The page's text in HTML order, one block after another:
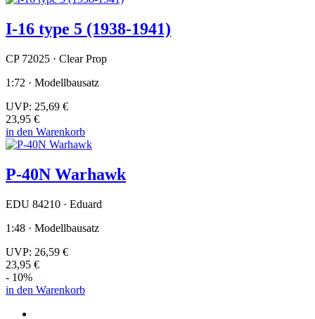
I-16 type 5 (1938-1941)
CP 72025 · Clear Prop
1:72 · Modellbausatz
UVP: 25,69 €
23,95 €
in den Warenkorb
P-40N Warhawk
EDU 84210 · Eduard
1:48 · Modellbausatz
UVP: 26,59 €
23,95 €
- 10%
in den Warenkorb